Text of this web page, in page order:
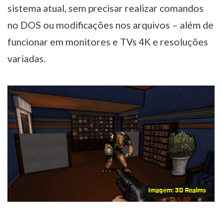
sistema atual, sem precisar realizar comandos
no DOS ou modificações nos arquivos – além de
funcionar em monitores e TVs 4K e resoluções
variadas.
Imagem: 3D Realms